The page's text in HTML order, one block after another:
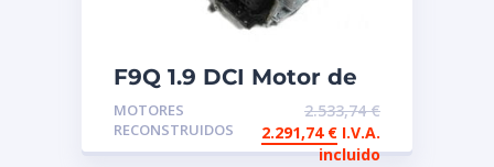
F9Q 1.9 DCI Motor de
intercambio
reconstruido Renault
MOTORES
RECONSTRUIDOS
2.533,74€
2.291,74 € I.V.A.
incluido